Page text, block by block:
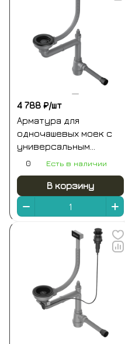
4 788 ₽/шт
Арматура для
одночашевых моек с
универсальным
прямоугольным
сталь omoikiri wk-1-un-
gm
0 Есть в наличии
В корзину